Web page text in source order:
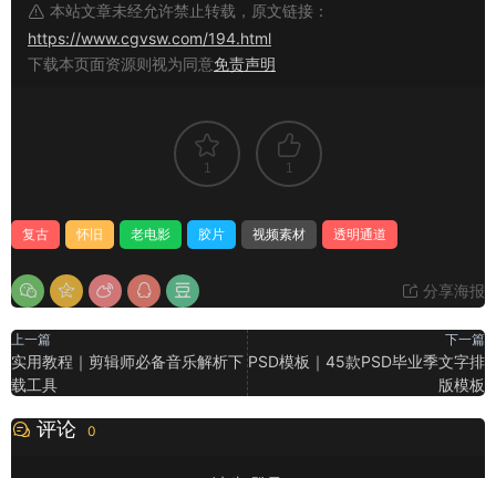
本站文章未经允许禁止转载，原文链接：
https://www.cgvsw.com/194.html
下载本页面资源则视为同意免责声明
1 1
复古 怀旧 老电影 胶片 视频素材 透明通道
分享海报
上一篇
实用教程｜剪辑师必备音乐解析下
载工具
下一篇
PSD模板｜45款PSD毕业季文字排
版模板
评论 0